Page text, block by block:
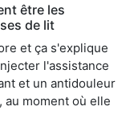
être les
de lit
et ça s'explique
l'assistance
et un antidouleur
moment où elle